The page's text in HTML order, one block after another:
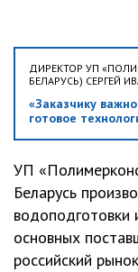
ДИРЕКТОР УП
БЕЛАРУСЬ) СЕРГЕЙ
«Заказчику
готовое
УП
Беларусь
водоподготовки
основных
российский